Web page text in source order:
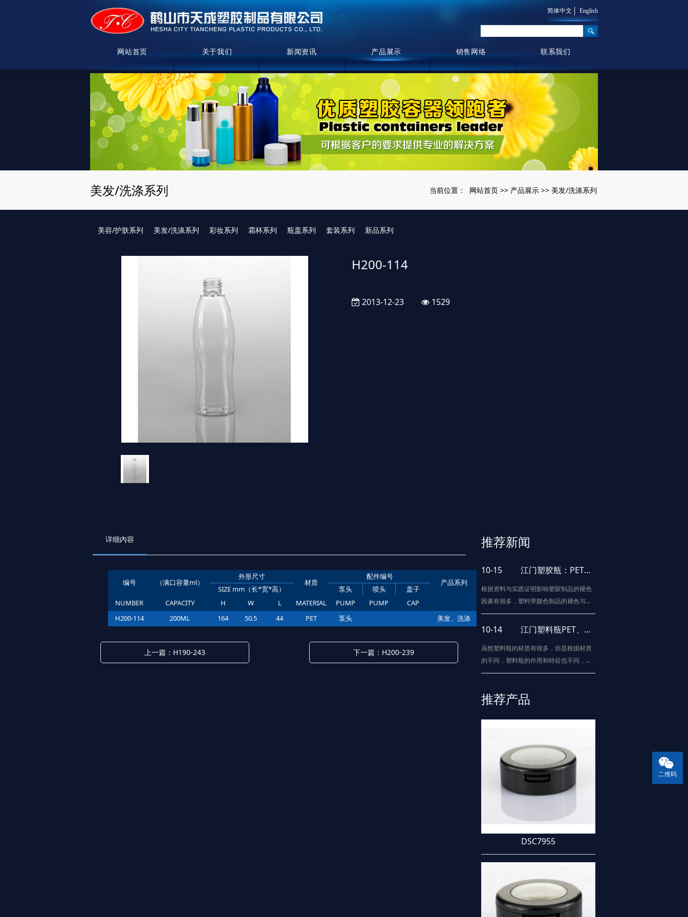
简体中文 English
网站首页 关于我们 新闻资讯 产品展示 销售网络 联系我们
美发/洗涤系列 当前位置： 网站首页 >> 产品展示 >> 美发/洗涤系列
美容/护肤系列 美发/洗涤系列 彩妆系列 霜杯系列 瓶盖系列 套装系列 新品系列
H200-114
2013-12-23 1529
详细内容
编号 （满口容量ml）
外形尺寸
SIZE mm（长*宽*高）
材质
配件编号
泵头
喷头 盖子
产品系列
NUMBER CAPACITY H W L MATERIAL PUMP PUMP
CAP
H200-114
200ML 164 50.5 44 PET 泵头 美发、洗涤
上一篇：H190-243 下一篇：H200-239
推荐新闻
10-15 江门塑胶瓶：PET塑料瓶的物理回收处理法
根据资料与实践证明影响塑胶制品的褪色
因素有很多，塑料带颜色制品的褪色与颜
料、染料的耐光性、抗氧性、耐热性、耐
酸碱性以及所用树脂的特性有关。在生产
剂、分散剂、载体树脂和防老化助剂的上
述性能进行综合评定后才可选用，以下是
常规的影响产品变色的原因以及物流性
10-14 江门塑料瓶PET、PE、 PVC的区别有哪些
虽然塑料瓶的材质有很多，但是根据材质
的不同，塑料瓶的作用和特征也不同，所
以请试着比较塑料瓶和塑料瓶。特性：PE
相比质量相对轻，有透明性，燃烧时的火
场上销售的高密度聚乙烯（HARE），密度
推荐产品
DSC7955
二维码